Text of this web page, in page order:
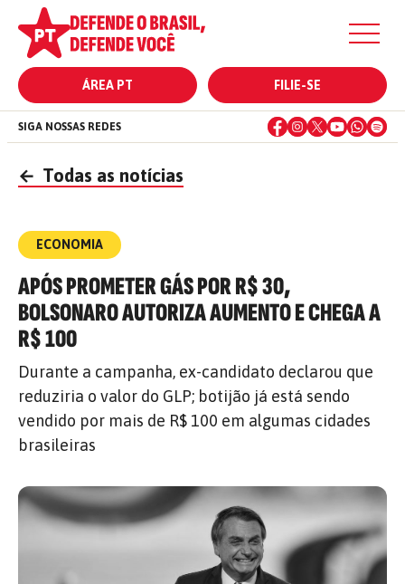
ÁREA PT FILIE-SE
SIGA NOSSAS REDES
← Todas as notícias
ECONOMIA
APÓS PROMETER GÁS POR R$ 30,
BOLSONARO AUTORIZA AUMENTO E CHEGA A
R$ 100
Durante a campanha, ex-candidato declarou que
reduziria o valor do GLP; botijão já está sendo
vendido por mais de R$ 100 em algumas cidades
brasileiras